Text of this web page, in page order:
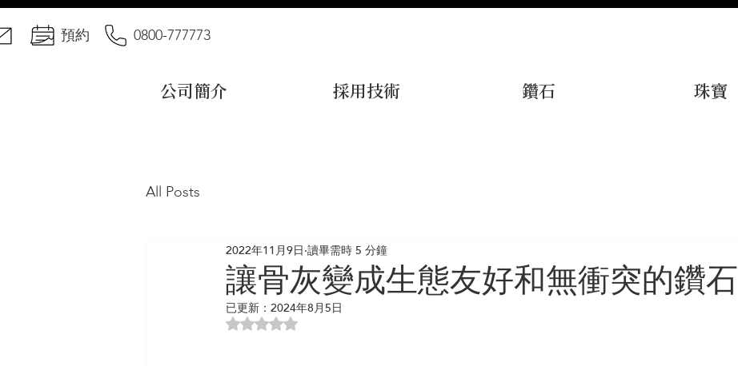
公司簡介 採用技術 鑽石 珠寶
預約 0800-777773
All Posts
讓骨灰變成生態友好和無衝突的鑽石
2022年11月9日 讀畢需時 5 分鐘
已更新： 2024年8月5日
評等為 NaN（最高為 5 顆星）。